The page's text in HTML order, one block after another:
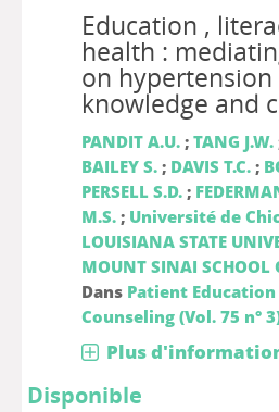
Education ,
health :
on hypertension
knowledge and
PANDIT A.U.; TANG J.W.
BAILEY S.; DAVIS T.C.;
PERSELL S.D.;
M.S.; Université de
LOUISIANA STATE
MOUNT SINAI SCHOOL
Dans Patient Education
Counseling (Vol. 75 n°
Plus
Disponible